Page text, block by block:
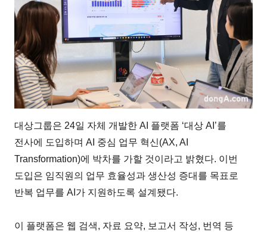
대상그룹은 24일 자체 개발한 AI 플랫폼 ‘대상 AI’를
전사에 도입하며 AI 중심 업무 혁신(AX, AI
Transformation)에 박차를 가할 것이라고 밝혔다. 이번
도입은 임직원의 업무 효율성과 생산성 증대를 목표로
반복 업무를 AI가 지원하도록 설계됐다.
이 플랫폼은 웹 검색, 자료 요약, 보고서 작성, 번역 등